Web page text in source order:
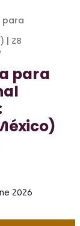
para
| 28
para
2026